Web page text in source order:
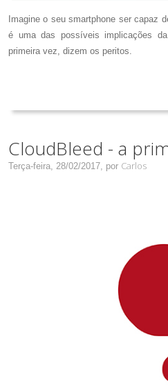
Imagine o seu smartphone ser capaz
é uma das possíveis implicações
primeira vez, dizem os peritos.
CloudBleed - a
Terça-feira, 28/02/2017, por Carlos